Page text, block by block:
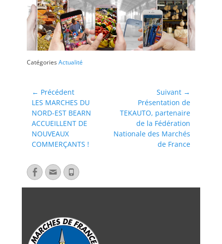
CatégoriesActualité
← Précédent
LES MARCHES DU
NORD-EST BEARN
ACCUEILLENT DE
NOUVEAUX
COMMERÇANTS !
Suivant →
Présentation de
TEKAUTO, partenaire
de la Fédération
Nationale des Marchés
de France